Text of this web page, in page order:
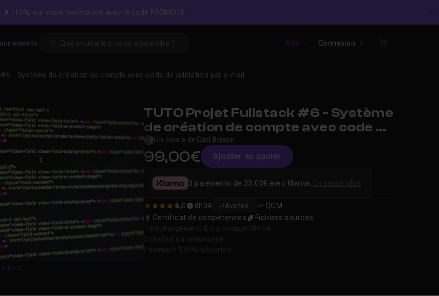
-10% sur votre commande avec le code PROMO10
Aide Connexion
Panier
- Système de création de compte avec code de validation par e-mail
tard
TUTO Projet Fullstack #6 - Système
de création de compte avec code de
validation par e-mail
Un cours de Carl Brison
99,00€ Ajouter au panier
5 5,0 8h34 Avancé
QCM
Certificat de compétences
Fichiers sources
3 paiements de 33,00€ avec Klarna.